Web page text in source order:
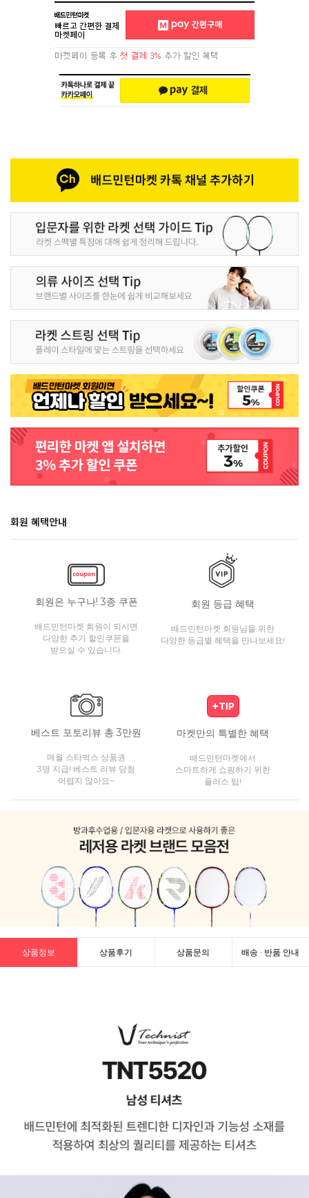
회원 혜택안내
회원은 누구나! 3종 쿠폰
배드민턴마켓 회원이 되시면
다양한 추가 할인쿠폰을
받으실 수 있습니다.
회원 등급 혜택
배드민턴마켓 회원님을 위한
다양한 등급별 혜택을 만나보세요!
베스트 포토리뷰 총 3만원
매월 스타벅스 상품권
3명 지급! 베스트 리뷰 당첨
어렵지 않아요~
마켓만의 특별한 혜택
배드민턴마켓에서
스마트하게 쇼핑하기 위한
플러스 팁!
상품정보 상품후기 상품문의 배송 · 반품 안내